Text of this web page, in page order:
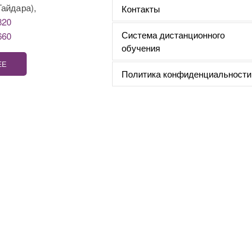
Контакты
Система дистанционного
обучения
Политика конфиденциальности